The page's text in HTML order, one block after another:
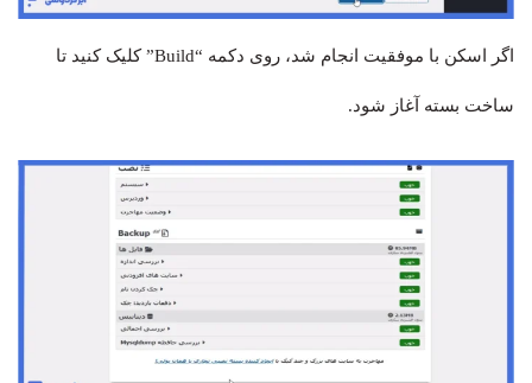
اگر اسکن با موفقیت انجام شد، روی دکمه “Build” کلیک کنید تا
ساخت بسته آغاز شود.